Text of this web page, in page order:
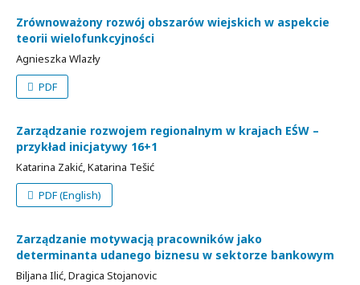
Zrównoważony rozwój obszarów wiejskich w aspekcie
teorii wielofunkcyjności
Agnieszka Wlazły
PDF
Zarządzanie rozwojem regionalnym w krajach EŚW –
przykład inicjatywy 16+1
Katarina Zakić, Katarina Tešić
PDF (English)
Zarządzanie motywacją pracowników jako
determinanta udanego biznesu w sektorze bankowym
Biljana Ilić, Dragica Stojanovic